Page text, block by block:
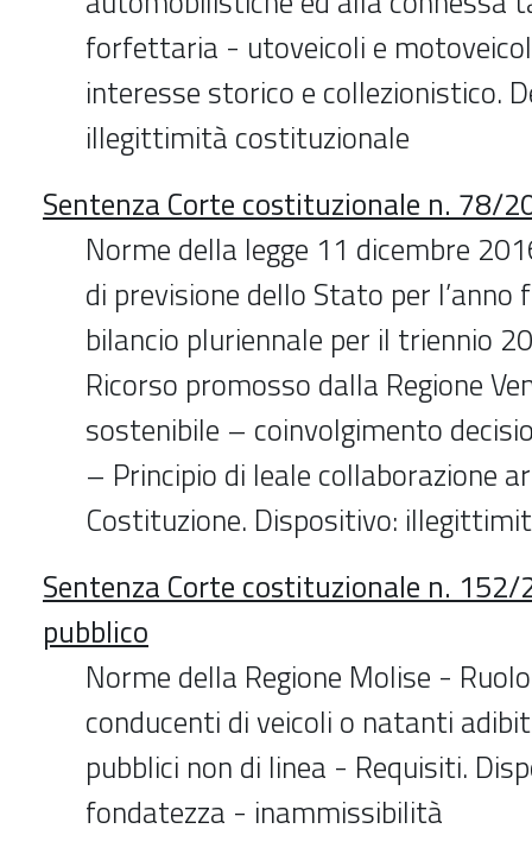
forfettaria - utoveicoli e
interesse storico e collezionistico.
illegittimità costituzionale
Sentenza Corte costituzionale n. 78/
Norme della legge 11 dicembre
di previsione dello Stato per
bilancio pluriennale per il triennio
Ricorso promosso dalla Regione
sostenibile – coinvolgimento
– Principio di leale collaborazione
Costituzione. Dispositivo:
Sentenza Corte costituzionale n.
pubblico
Norme della Regione Molise -
conducenti di veicoli o natanti
pubblici non di linea - Requisiti.
fondatezza - inammissibilità